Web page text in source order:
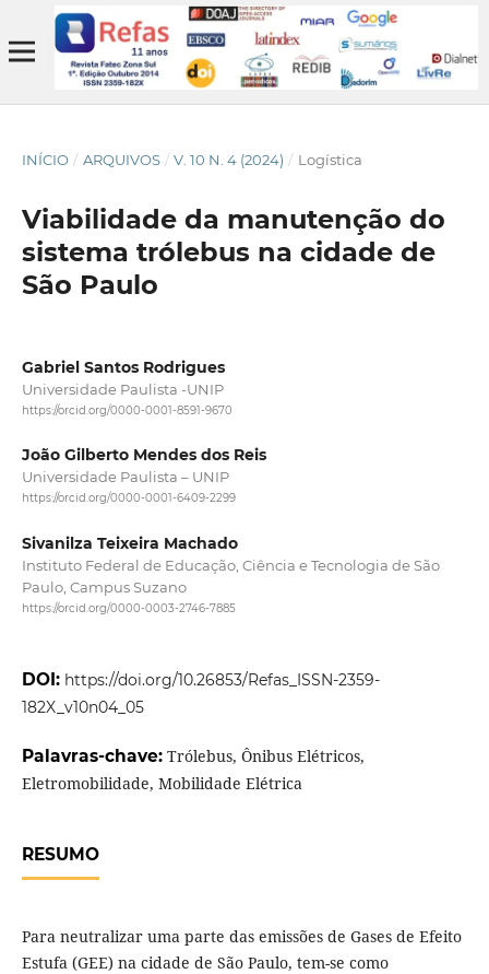
INÍCIO / ARQUIVOS / V. 10 N. 4 (2024) / Logística
Viabilidade da manutenção do
sistema trólebus na cidade de
São Paulo
Gabriel Santos Rodrigues
Universidade Paulista -UNIP
https://orcid.org/0000-0001-8591-9670
João Gilberto Mendes dos Reis
Universidade Paulista – UNIP
https://orcid.org/0000-0001-6409-2299
Sivanilza Teixeira Machado
Instituto Federal de Educação, Ciência e Tecnologia de São
Paulo, Campus Suzano
https://orcid.org/0000-0003-2746-7885
DOI: https://doi.org/10.26853/Refas_ISSN-2359-
182X_v10n04_05
Palavras-chave: Trólebus, Ônibus Elétricos,
Eletromobilidade, Mobilidade Elétrica
RESUMO
Para neutralizar uma parte das emissões de Gases de Efeito
Estufa (GEE) na cidade de São Paulo, tem-se como